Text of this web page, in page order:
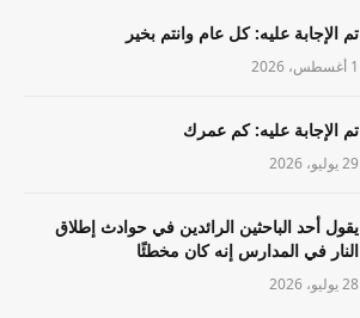
تم الإجابة عليه: كل عام وانتم بخير
1 أغسطس، 2026
تم الإجابة عليه: كم عمرك
29 يوليو، 2026
يقول أحد الباحثين الرائدين في حوادث إطلاق
النار في المدارس إنه كان مخطئًا
28 يوليو، 2026